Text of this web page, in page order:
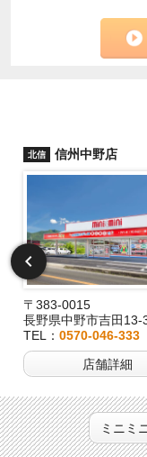
北信 信州中野店
〒383-0015
長野県中野市吉田13-
TEL： 0570-046-333
店舗詳細
ミニミ